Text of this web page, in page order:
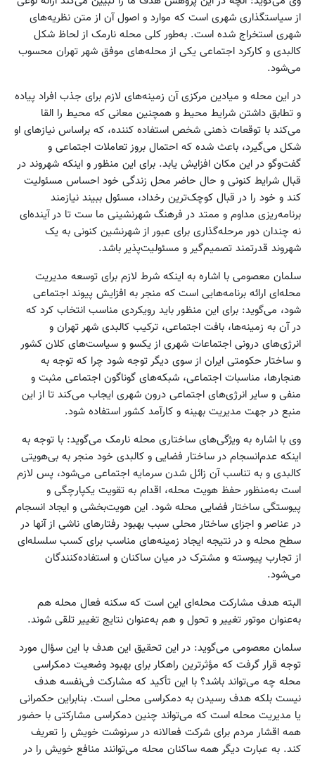
از سیاستگذاری شهری است که موارد و اصول آن از متن نظریه‌های
شهری استخراج شده است. به‌طور کلی محله نارمک از لحاظ شکل
کالبدی و کارکرد اجتماعی یکی از محله‌های موفق شهر تهران محسوب
می‌شود.
در این محله و میادین مرکزی آن زمینه‌های لازم برای جذب افراد پیاده
و تطابق داشتن شرایط محیط و همچنین معانی که محیط را القا
می‌کند با توقعات ذهنی شخص استفاده کننده، که براساس نیازهای او
شکل می‌گیرد، باعث شده که احتمال بروز تعاملات اجتماعی و
گفت‌وگو در این مکان افزایش یابد. برای این منظور و اینکه شهروند در
قبال شرایط کنونی و حال حاضر محل زندگی خود احساس مسئولیت
کند و خود را در قبال کوچک‌ترین رخداد، مسئول ببیند نیازمند
برنامه‌ریزی مداوم و ممتد در فرهنگ شهرنشینی ما ست تا در آینده‌ای
نه چندان دور مرحله‌گذاری برای عبور از شهرنشین کنونی به یک
شهروند قدرتمند تصمیم‌گیر و مسئولیت‌‌پذیر باشد.
سلمان معصومی با اشاره به اینکه شرط لازم برای توسعه مدیریت
محله‌ای ارائه برنامه‌هایی است که منجر به افزایش پیوند اجتماعی
شود، می‌گوید: برای این منظور باید رویکردی مناسب انتخاب کرد که
در آن به زمینه‌ها، بافت اجتماعی، ترکیب کالبدی شهر تهران و
انرژی‌های درونی اجتماعات شهری از یکسو و سیاست‌های کلان کشور
و ساختار حکومتی ایران از سوی دیگر توجه شود چرا که توجه به
هنجارها، مناسبات اجتماعی، شبکه‌های گوناگون اجتماعی مثبت و
منفی و سایر انرژی‌های اجتماعی درون شهری ایجاب می‌کند تا از این
منبع در جهت مدیریت بهینه و کارآمد کشور استفاده شود.
وی با اشاره به ویژگی‌های ساختاری محله نارمک می‌گوید: با توجه به
اینکه عدم‌انسجام در ساختار فضایی و کالبدی خود منجر به بی‌هویتی
کالبدی و به تناسب آن زائل شدن سرمایه اجتماعی می‌شود، پس لازم
است به‌منظور حفظ هویت محله، اقدام به تقویت یکپارچگی و
پیوستگی ساختار فضایی محله شود. این هویت‌بخشی و ایجاد انسجام
در عناصر و اجزای ساختار محلی سبب بهبود رفتارهای ناشی از آنها در
سطح محله و در نتیجه ایجاد زمینه‌های مناسب برای کسب سلسله‌ای
از تجارب پیوسته و مشترک در میان ساکنان و استفاده‌کنندگان
می‌شود.
البته هدف مشارکت محله‌ای این است که سکنه فعال محله هم
به‌عنوان موتور تغییر و تحول و هم به‌عنوان نتایج تغییر تلقی شوند.
سلمان معصومی می‌گوید: در این تحقیق این هدف با این سؤال مورد
توجه قرار گرفت که مؤثرترین راهکار برای بهبود وضعیت دمکراسی
محله چه می‌تواند باشد؟ با این تأکید که مشارکت فی‌نفسه هدف
نیست بلکه هدف رسیدن به دمکراسی محلی است. بنابراین حکمرانی
یا مدیریت محله است که می‌تواند چنین دمکراسی مشارکتی با حضور
همه اقشار مردم برای شرکت فعالانه در سرنوشت خویش را تعریف
کند. به عبارت دیگر همه ساکنان محله می‌توانند منافع خویش را در